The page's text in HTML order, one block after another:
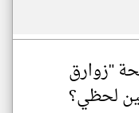
"زوارق
لحظي؟